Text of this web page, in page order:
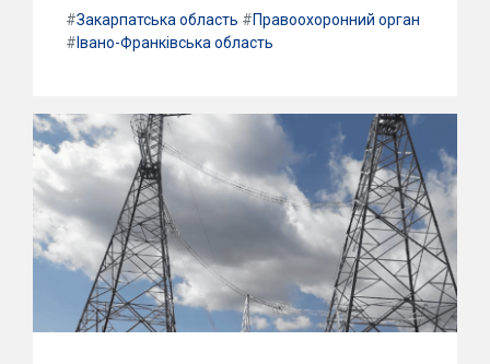
#Закарпатська область #Правоохоронний орган
# Івано-Франківська область